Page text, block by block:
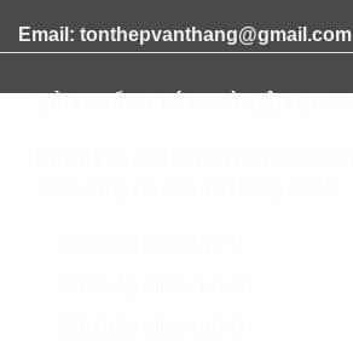
Email: tonthepvanthang@gmail.com